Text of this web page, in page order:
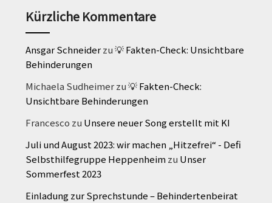
Kürzliche Kommentare
Ansgar Schneiderzu💡 Fakten-Check: Unsichtbare
Behinderungen
Michaela Sudheimerzu💡 Fakten-Check:
Unsichtbare Behinderungen
Francesco zu Unsere neuer Song erstellt mit KI
Juli und August 2023: wir machen „Hitzefrei“ - Defi
Selbsthilfegruppe Heppenheim zu Unser
Sommerfest 2023
Einladung zur Sprechstunde – Behindertenbeirat